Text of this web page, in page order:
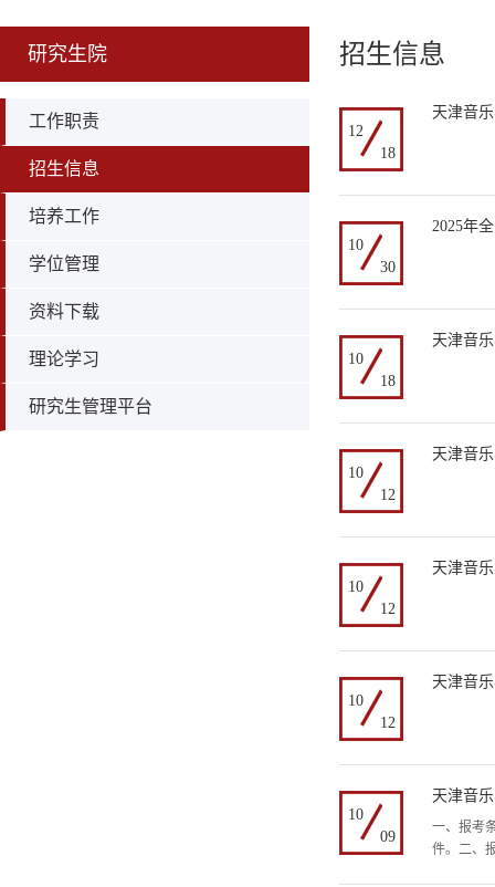
研究生院
工作职责
招生信息
培养工作
学位管理
资料下载
理论学习
研究生管理平台
招生信息
12
18
天津音
10
30
2025年
10
18
天津音
10
12
天津音
10
12
天津音
10
12
天津音
10
09
天津音
一、报考
件。二、